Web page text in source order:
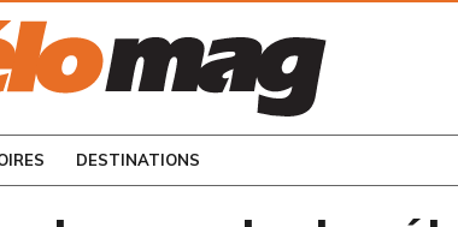
DESTINATIONS
LES
EN